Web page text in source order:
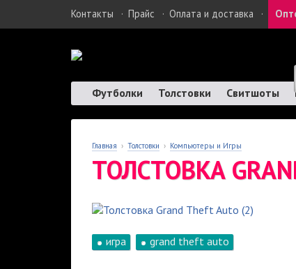
Контакты · Прайс · Оплата и доставка ·
Футболки
Толстовки Свитшоты
Главная › Толстовки › Компьютеры и Игры
ТОЛСТОВКА
игра grand theft auto